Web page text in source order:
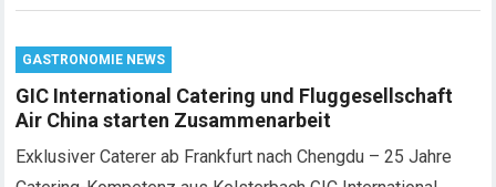
GASTRONOMIE NEWS
GIC International Catering und Fluggesellschaft
Air China starten Zusammenarbeit
Exklusiver Caterer ab Frankfurt nach Chengdu – 25 Jahre